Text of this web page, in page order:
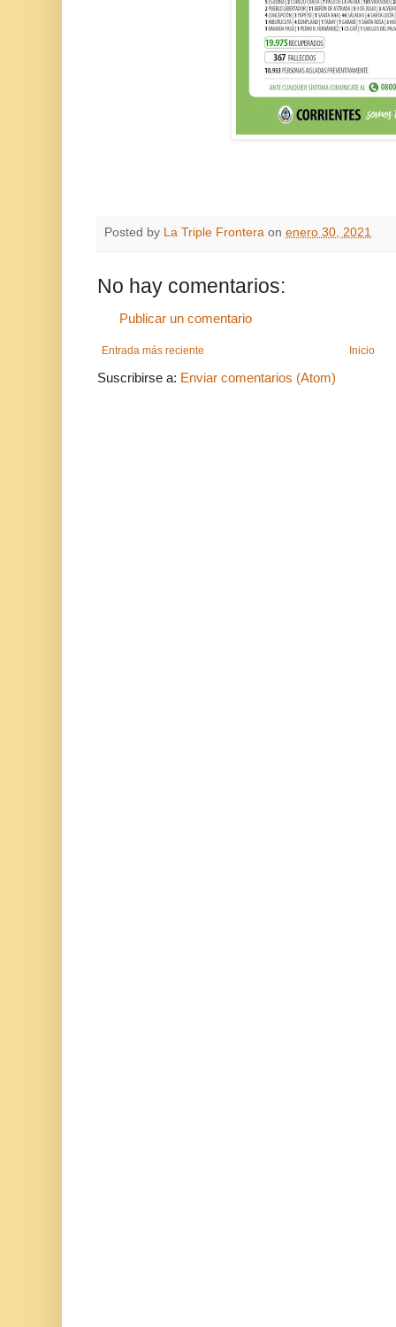
Posted by La Triple Frontera on enero 30, 2021
No hay comentarios:
Publicar un comentario
Entrada más reciente Inicio
Suscribirse a: Enviar comentarios (Atom)